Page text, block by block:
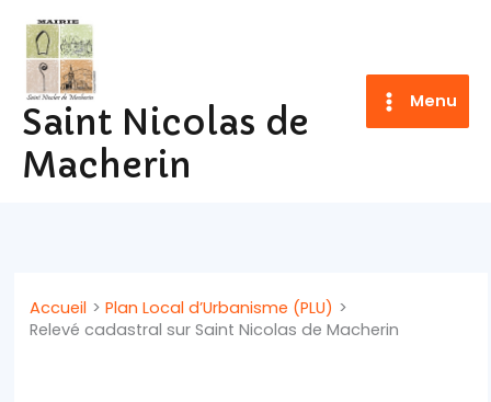
contenu
Saint Nicolas de
Macherin
Menu
Accueil
Plan Local d’Urbanisme (PLU)
Relevé cadastral sur Saint Nicolas de Macherin